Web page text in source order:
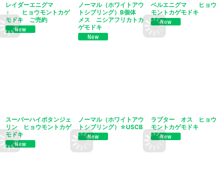
レイダーエニグマ
♀ ヒョウモントカゲ
モドキ ご売約
ノーマル（ホワイトアウ
トシブリング）B個体
メス ニシアフリカトカ
ゲモドキ
ベルエニグマ ヒョウ
モントカゲモドキ
スーパーハイポタンジェ
リン ヒョウモントカゲ
モドキ
ノーマル（ホワイトアウ
トシブリング）☆USCB
ラプター オス ヒョウ
モントカゲモドキ